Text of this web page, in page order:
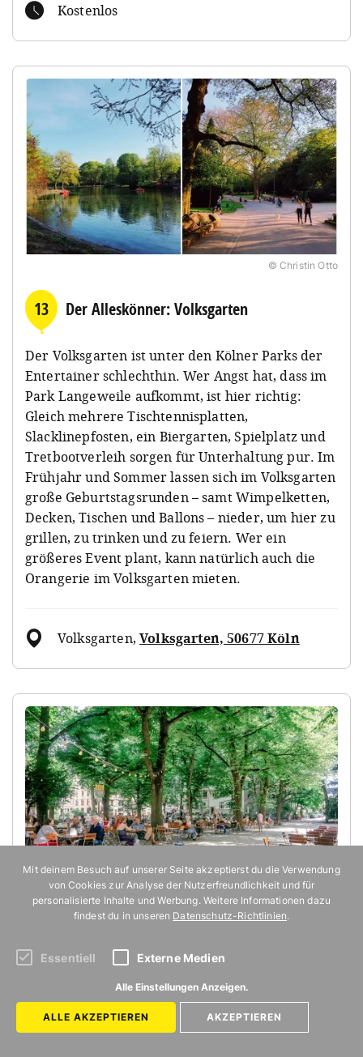
Kostenlos
© Christin Otto
13 Der Alleskönner: Volksgarten
Der Volksgarten ist unter den Kölner Parks der
Entertainer schlechthin. Wer Angst hat, dass im
Park Langeweile aufkommt, ist hier richtig:
Gleich mehrere Tischtennisplatten,
Slacklinepfosten, ein Biergarten, Spielplatz und
Tretbootverleih sorgen für Unterhaltung pur. Im
Frühjahr und Sommer lassen sich im Volksgarten
große Geburtstagsrunden – samt Wimpelketten,
Decken, Tischen und Ballons – nieder, um hier zu
grillen, zu trinken und zu feiern. Wer ein
größeres Event plant, kann natürlich auch die
Orangerie im Volksgarten mieten.
Volksgarten,Volksgarten, 50677 Köln
Biergarten am Rathenauplatz – ein
bisschen wie in Frankreich
Dass wir am Rathenauplatz ein kühles Bierchen
in Biergartenatmosphäre genießen können, ist
einigen engagierten Kölner*innen zu verdanken.
Mit deinem Besuch auf unserer Seite akzeptierst du die Verwendung
von Cookies zur Analyse der Nutzerfreundlichkeit und für
personalisierte Inhalte und Werbung. Weitere Informationen dazu
findest du in unseren Datenschutz-Richtlinien.
Essentiell Externe Medien
Alle Einstellungen Anzeigen.
ALLE AKZEPTIEREN AKZEPTIEREN